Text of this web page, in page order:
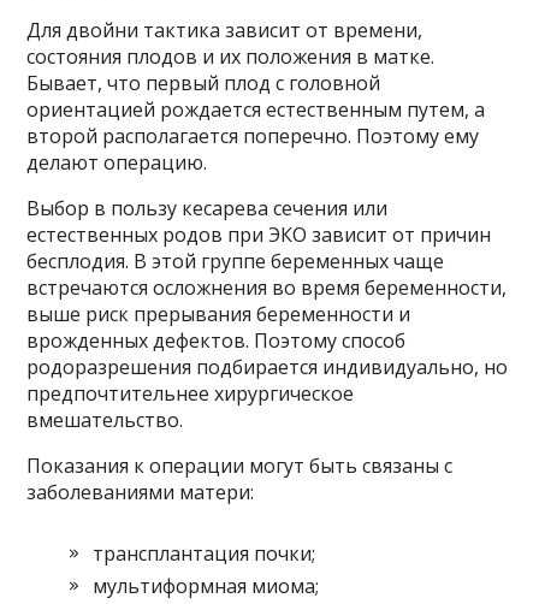
Для двойни тактика зависит от времени,
состояния плодов и их положения в матке.
Бывает, что первый плод с головной
ориентацией рождается естественным путем, а
второй располагается поперечно. Поэтому ему
делают операцию.
Выбор в пользу кесарева сечения или
естественных родов при ЭКО зависит от причин
бесплодия. В этой группе беременных чаще
встречаются осложнения во время беременности,
выше риск прерывания беременности и
врожденных дефектов. Поэтому способ
родоразрешения подбирается индивидуально, но
предпочтительнее хирургическое
вмешательство.
Показания к операции могут быть связаны с
заболеваниями матери:
трансплантация почки;
мультиформная миома;